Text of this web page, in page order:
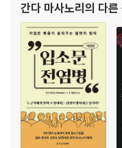
CHAPTER 2 공부하지 않
01 마츠다 세이코는 어떻
02 여섯 가지 상식을 버리
[비즈니스 영어에 필요한
03 일상 회화를 버려라 . 99
04 전문 분야 외의 주제를
05 복잡해 보일수록 배우
조직으로 발전, 급성장기
간다 마사노리 의 다른